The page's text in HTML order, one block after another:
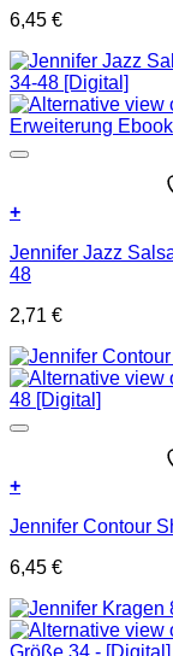
6,45 €
+
Jennifer Jazz
48
2,71 €
+
Jennifer Contour
6,45 €